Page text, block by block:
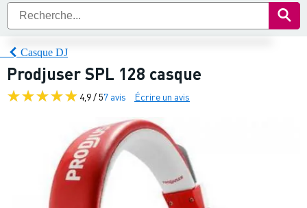
Casque DJ
Prodjuser SPL 128 casque
4,9 / 57 avis Écrire un avis